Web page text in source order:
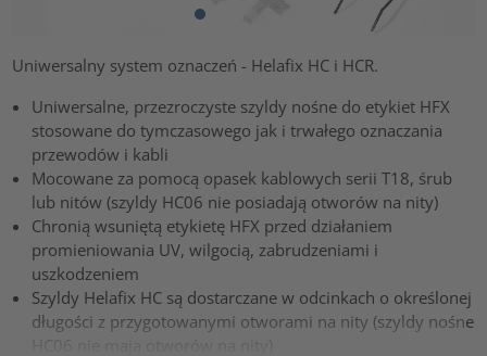
Uniwersalny system oznaczeń - Helafix HC i HCR.
Uniwersalne, przezroczyste szyldy nośne do etykiet HFX
stosowane do tymczasowego jak i trwałego oznaczania
przewodów i kabli
Mocowane za pomocą opasek kablowych serii T18, śrub
lub nitów (szyldy HC06 nie posiadają otworów na nity)
Chronią wsuniętą etykietę HFX przed działaniem
promieniowania UV, wilgocią, zabrudzeniami i
uszkodzeniem
Szyldy Helafix HC są dostarczane w odcinkach o określonej
długości z przygotowanymi otworami na nity (szyldy nośne